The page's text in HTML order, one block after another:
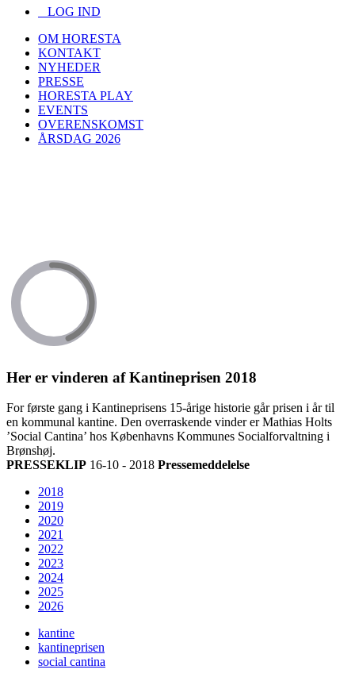
LOG IND
OM HORESTA
KONTAKT
NYHEDER
PRESSE
HORESTA PLAY
EVENTS
OVERENSKOMST
ÅRSDAG 2026
Her er vinderen af Kantineprisen 2018
For første gang i Kantineprisens 15-årige historie går prisen i år til
en kommunal kantine. Den overraskende vinder er Mathias Holts
’Social Cantina’ hos Københavns Kommunes Socialforvaltning i
Brønshøj.
PRESSEKLIP 16-10 - 2018 Pressemeddelelse
2018
2019
2020
2021
2022
2023
2024
2025
2026
kantine
kantineprisen
social cantina